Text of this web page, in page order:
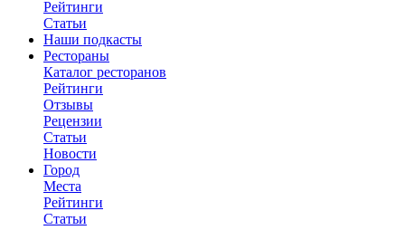
Рейтинги
Статьи
Наши подкасты
Рестораны
Каталог ресторанов
Рейтинги
Отзывы
Рецензии
Статьи
Новости
Город
Места
Рейтинги
Статьи